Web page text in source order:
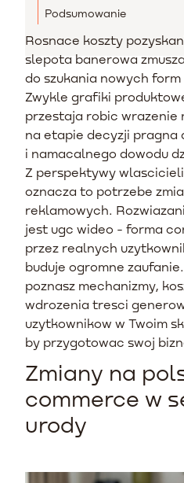
Podsumowanie
Rosnace koszty
slepota banerowa
do szukania nowych
Zwykle grafiki
przestaja robic wrazenie
na etapie decyzji pragna
i namacalnego dowodu
Z perspektywy
oznacza to potrzebe
reklamowych.
jest ugc wideo - forma
przez realnych
buduje ogromne
poznasz mechanizmy,
wdrozenia tresci
uzytkownikow w Twoim
by przygotowac swoj
Zmiany na
commerce w
urody